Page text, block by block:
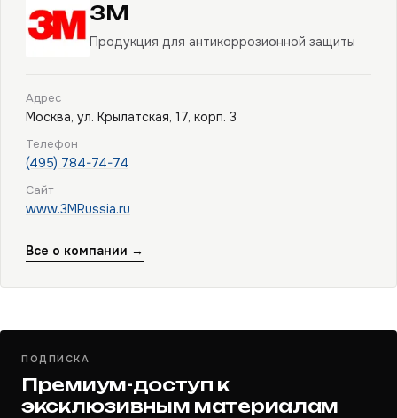
3M
Продукция для антикоррозионной защиты
Адрес
Москва, ул. Крылатская, 17, корп. 3
Телефон
(495) 784-74-74
Сайт
www.3MRussia.ru
Все о компании →
ПОДПИСКА
Премиум-доступ к
эксклюзивным материалам